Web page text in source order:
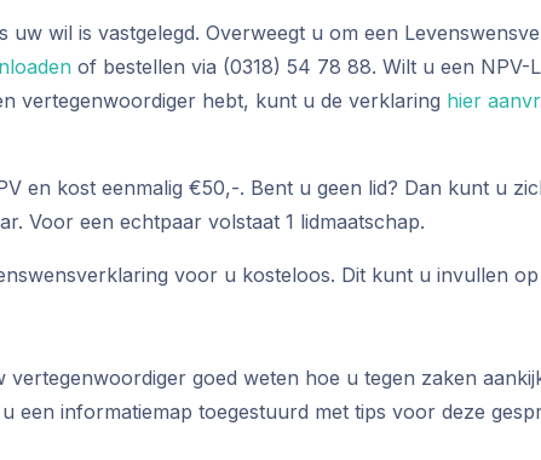
wil is vastgelegd. Overweegt u om een
of bestellen via (0318) 54 78 88. Wilt u een NPV-
vertegenwoordiger hebt, kunt u de verklaring hier
en kost eenmalig €50,-. Bent u geen lid? Dan kunt u
Voor een echtpaar volstaat 1 lidmaatschap.
voor u kosteloos. Dit kunt u invullen
goed weten hoe u tegen zaken
een informatiemap toegestuurd met tips voor deze